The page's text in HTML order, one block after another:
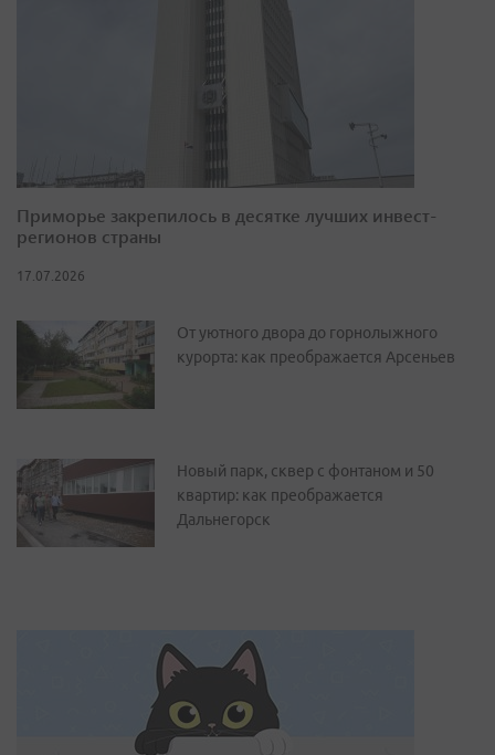
Приморье закрепилось в десятке лучших инвест-
регионов страны
17.07.2026
От уютного двора до горнолыжного
курорта: как преображается Арсеньев
Новый парк, сквер с фонтаном и 50
квартир: как преображается
Дальнегорск